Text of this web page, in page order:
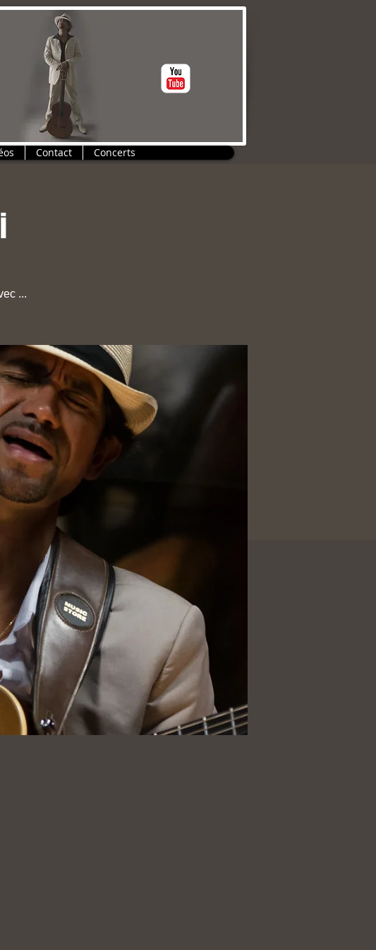
Contact Concerts
...